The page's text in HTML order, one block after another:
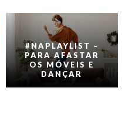
#NAPLAYLIST -
PARA AFASTAR
OS MÓVEIS E
DANÇAR